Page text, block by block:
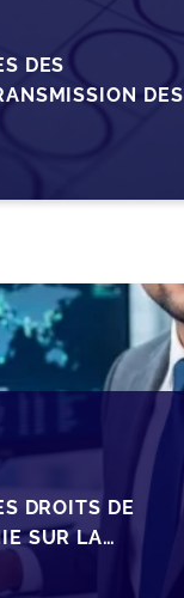
DES
DES
DROITS DE
SUR LA
DES PME